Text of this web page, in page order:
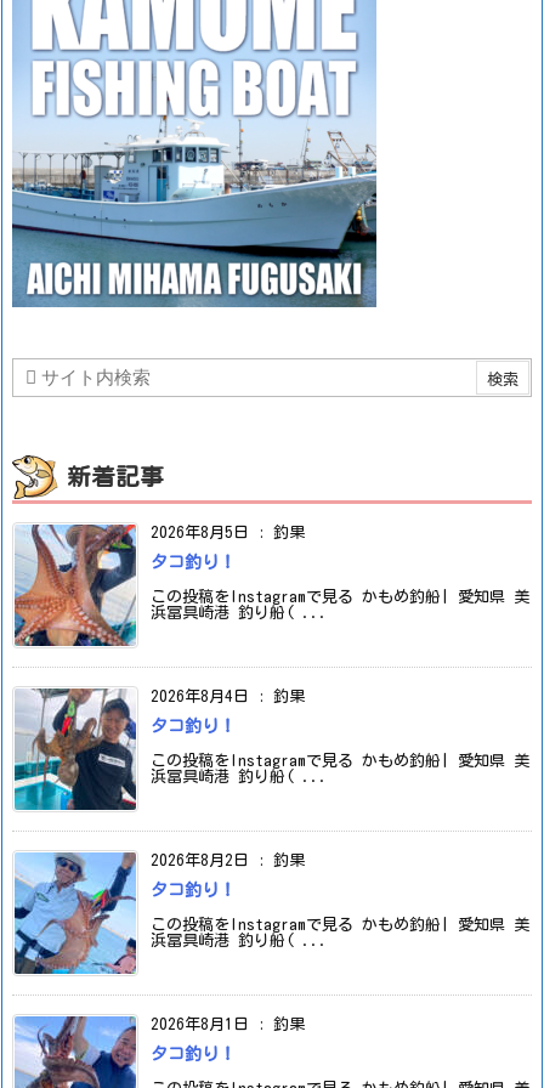
新着記事
2026年8月5日 : 釣果
タコ釣り！
この投稿をInstagramで見る かもめ釣船| 愛知県 美
浜冨具崎港 釣り船( ...
2026年8月4日 : 釣果
タコ釣り！
この投稿をInstagramで見る かもめ釣船| 愛知県 美
浜冨具崎港 釣り船( ...
2026年8月2日 : 釣果
タコ釣り！
この投稿をInstagramで見る かもめ釣船| 愛知県 美
浜冨具崎港 釣り船( ...
2026年8月1日 : 釣果
タコ釣り！